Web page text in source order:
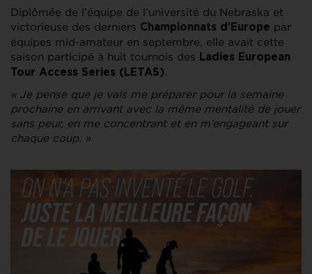
Diplômée de l’équipe de l’université du Nebraska et
victorieuse des derniers Championnats d’Europe par
équipes mid-amateur en septembre, elle avait cette
saison participé à huit tournois des Ladies European
Tour Access Series (LETAS).
« Je pense que je vais me préparer pour la semaine
prochaine en arrivant avec la même mentalité de jouer
sans peur, en me concentrant et en m’engageant sur
chaque coup. »